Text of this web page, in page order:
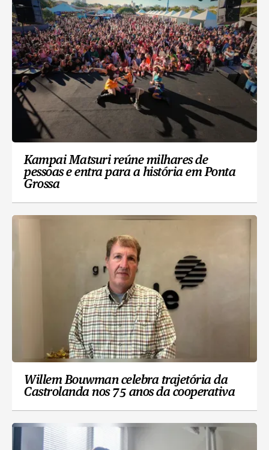
Kampai Matsuri reúne milhares de
pessoas e entra para a história em Ponta
Grossa
Willem Bouwman celebra trajetória da
Castrolanda nos 75 anos da cooperativa